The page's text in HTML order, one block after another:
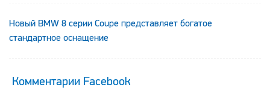
Новый BMW 8 серии Coupe представляет богатое
стандартное оснащение
Комментарии Facebook